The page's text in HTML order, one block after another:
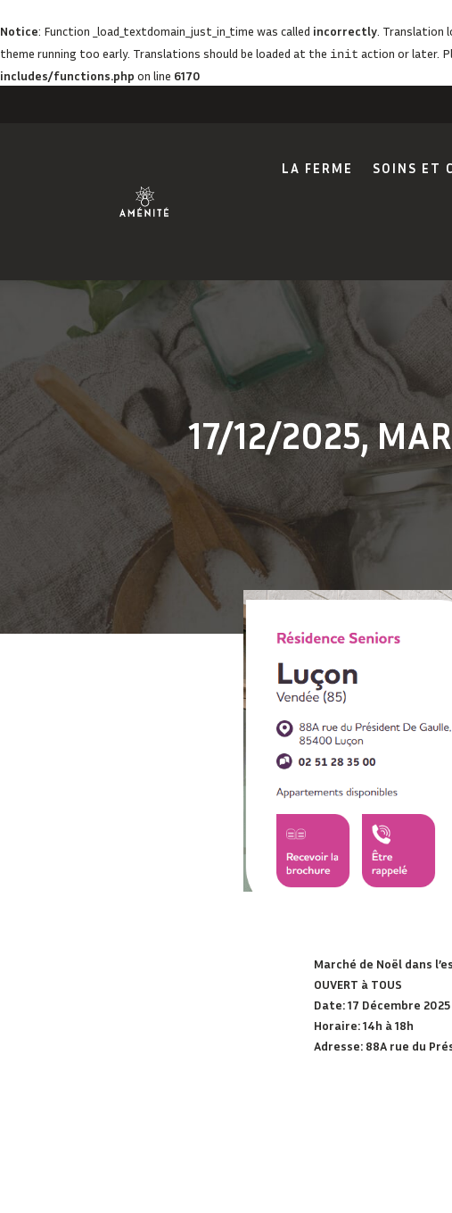
Notice: Function _load_textdomain_just_in_time was called incorrectly . Translation
theme running too early. Translations should be loaded at the init action or later.
includes/functions.php on line 6170
LA FERME SOINS ET
17/12/2025,
Marché de Noël dans
OUVERT à TOUS
Date: 17 Décembre 2025
Horaire: 14h à 18h
Adresse: 88A rue du